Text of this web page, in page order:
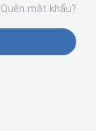
Quên mật khẩu?